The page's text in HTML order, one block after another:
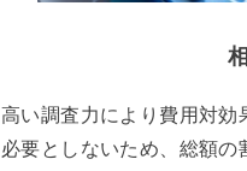
高い調査力により費用対
必要としないため、総額